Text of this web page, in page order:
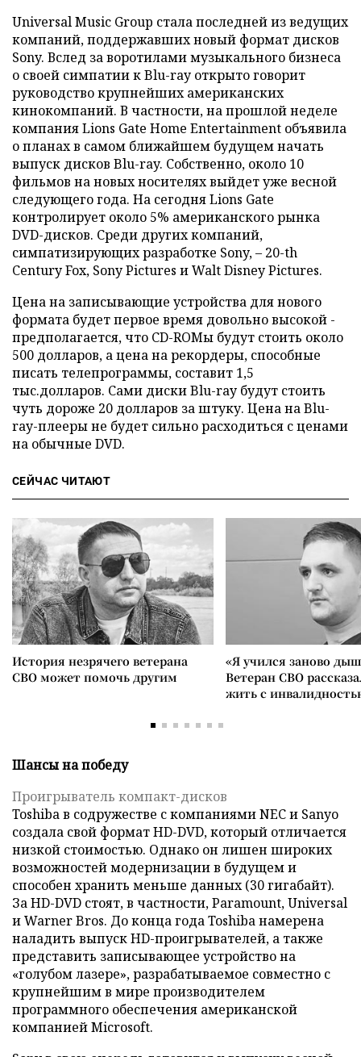
Universal Music Group стала последней из ведущих
компаний, поддержавших новый формат дисков
Sony. Вслед за воротилами музыкального бизнеса
о своей симпатии к Blu-ray открыто говорит
руководство крупнейших американских
кинокомпаний. В частности, на прошлой неделе
компания Lions Gate Home Entertainment объявила
о планах в самом ближайшем будущем начать
выпуск дисков Blu-ray. Собственно, около 10
фильмов на новых носителях выйдет уже весной
следующего года. На сегодня Lions Gate
контролирует около 5% американского рынка
DVD-дисков. Среди других компаний,
симпатизирующих разработке Sony, – 20-th
Century Fox, Sony Pictures и Walt Disney Pictures.
Цена на записывающие устройства для нового
формата будет первое время довольно высокой -
предполагается, что CD-ROMы будут стоить около
500 долларов, а цена на рекордеры, способные
писать телепрограммы, составит 1,5
тыс.долларов. Сами диски Blu-ray будут стоить
чуть дороже 20 долларов за штуку. Цена на Blu-
ray-плееры не будет сильно расходиться с ценами
на обычные DVD.
СЕЙЧАС ЧИТАЮТ
История незрячего ветерана
СВО может помочь другим
«Я учился заново
Ветеран СВО
жить с
Шансы на победу
Проигрыватель компакт-дисков
Toshiba в содружестве с компаниями NEC и Sanyo
создала свой формат HD-DVD, который отличается
низкой стоимостью. Однако он лишен широких
возможностей модернизации в будущем и
способен хранить меньше данных (30 гигабайт).
За HD-DVD стоят, в частности, Paramount, Universal
и Warner Bros. До конца года Toshiba намерена
наладить выпуск HD-проигрывателей, а также
представить записывающее устройство на
«голубом лазере», разрабатываемое совместно с
крупнейшим в мире производителем
программного обеспечения американской
компанией Microsoft.